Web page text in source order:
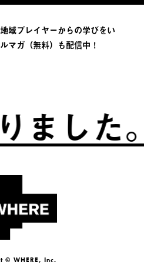
域プレイヤーからの学びをい
マガ（無料）も配信中！
した。
© WHERE, Inc.